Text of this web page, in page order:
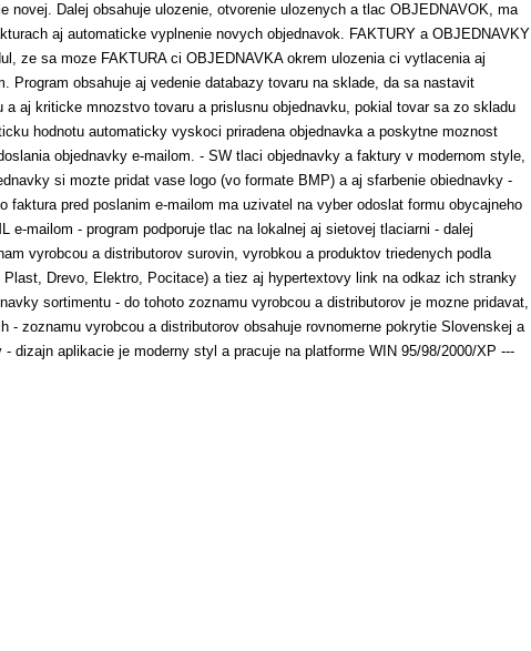
novej. Dalej obsahuje ulozenie, otvorenie ulozenych a tlac OBJEDNAVOK, ma
aj automaticke vyplnenie novych objednavok. FAKTURY a OBJEDNAVKY
ze sa moze FAKTURA ci OBJEDNAVKA okrem ulozenia ci vytlacenia aj
Program obsahuje aj vedenie databazy tovaru na sklade, da sa nastavit
a aj kriticke mnozstvo tovaru a prislusnu objednavku, pokial tovar sa zo skladu
hodnotu automaticky vyskoci priradena objednavka a poskytne moznost
objednavky e-mailom. - SW tlaci objednavky a faktury v modernom style,
si mozte pridat vase logo (vo formate BMP) a aj sfarbenie obiednavky -
faktura pred poslanim e-mailom ma uzivatel na vyber odoslat formu obycajneho
e-mailom - program podporuje tlac na lokalnej aj sietovej tlaciarni - dalej
vyrobcou a distributorov surovin, vyrobkou a produktov triedenych podla
Plast, Drevo, Elektro, Pocitace) a tiez aj hypertextovy link na odkaz ich stranky
sortimentu - do tohoto zoznamu vyrobcou a distributorov je mozne pridavat,
- zoznamu vyrobcou a distributorov obsahuje rovnomerne pokrytie Slovenskej a
- dizajn aplikacie je moderny styl a pracuje na platforme WIN 95/98/2000/XP ---